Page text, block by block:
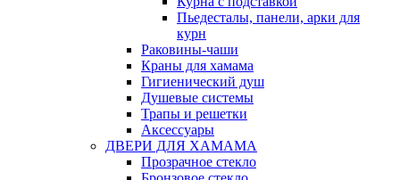
Пьедесталы, панели, арки для
курн
Раковины-чаши
Краны для хамама
Гигиенический душ
Душевые системы
Трапы и решетки
Аксессуары
ДВЕРИ ДЛЯ ХАМАМА
Прозрачное стекло